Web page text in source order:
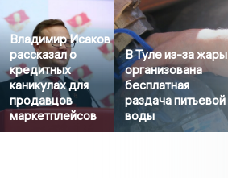
Владимир Исаков
рассказал о
кредитных
каникулах для
продавцов
маркетплейсов
В Туле из-за жары
организована
бесплатная
раздача питьевой
воды